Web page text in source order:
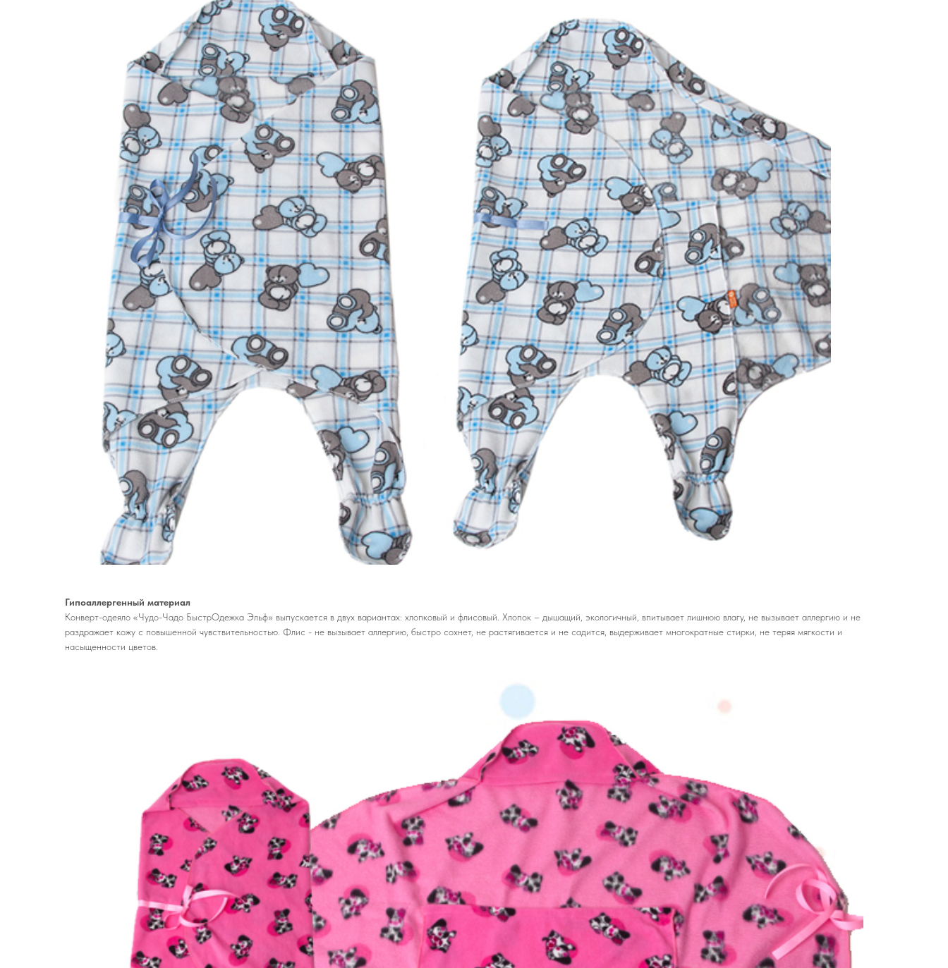
Гипоаллергенный материал
Конверт-одеяло «Чудо-Чадо БыстрОдежка Эльф» выпускается в двух вариантах: хлопковый и флисовый. Хлопок – дышащий, экологичный, впитывает лишнюю влагу, не вызывает аллергию и не
раздражает кожу с повышенной чувствительностью. Флис - не вызывает аллергию, быстро сохнет, не растягивается и не садится, выдерживает многократные стирки, не теряя мягкости и
насыщенности цветов.